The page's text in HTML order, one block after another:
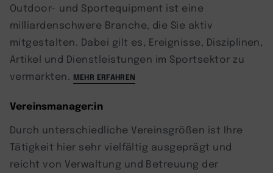
Outdoor- und Sportequipment ist eine
milliardenschwere Branche, die Sie aktiv
mitgestalten. Dabei gilt es, Ereignisse, Disziplinen,
Artikel und Dienstleistungen im Sportsektor zu
vermarkten.
MEHR ERFAHREN
Vereinsmanager:in
Durch unterschiedliche Vereinsgrößen ist Ihre
Tätigkeit hier sehr vielfältig ausgeprägt und
reicht von Verwaltung und Betreuung der